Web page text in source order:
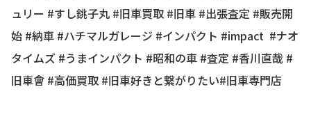
ュリー #すし銚子丸 #旧車買取 #旧車 #出張査定 #販売開
始 #納車 #ハチマルガレージ #インパクト #impact #ナオ
タイムズ #うまインパクト #昭和の車 #査定 #香川直哉 #
旧車會 #高価買取 #旧車好きと繋がりたい#旧車専門店